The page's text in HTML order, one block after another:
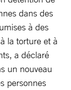
dans des
à des
la torture et à
a déclaré
un nouveau
personnes